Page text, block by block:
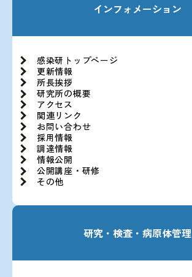
インフォメーション
感染研トップページ
更新情報
所長挨拶
研究所の概要
アクセス
関連リンク
お問い合わせ
採用情報
調達情報
情報公開
公開講座・研修
その他
研究・検査・病原体管理